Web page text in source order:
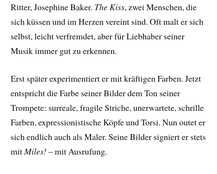
Ritter, Josephine Baker. The Kiss, zwei Menschen, die
sich küssen und im Herzen vereint sind. Oft malt er sich
selbst, leicht verfremdet, aber für Liebhaber seiner
Musik immer gut zu erkennen.
Erst später experimentiert er mit kräftigen Farben. Jetzt
entspricht die Farbe seiner Bilder dem Ton seiner
Trompete: surreale, fragile Striche, unerwartete, schrille
Farben, expressionistische Köpfe und Torsi. Nun outet er
sich endlich auch als Maler. Seine Bilder signiert er stets
mit Miles!– mit Ausrufung.